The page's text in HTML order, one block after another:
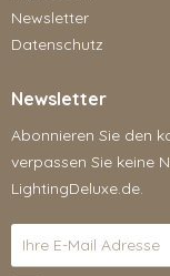
Newsletter
Datenschutz
Newsletter
Abonnieren Sie den
verpassen Sie keine
LightingDeluxe.de.